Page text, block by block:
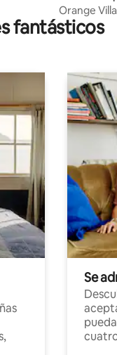
ng
Orange
hogareña
fantásticos
Se